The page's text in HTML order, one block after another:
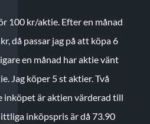
100 kr/aktie. Efter en månad
då passar jag på att köpa 6
en månad har aktie vänt
Jag köper 5 st aktier.Två
inköpet är aktien värderad till
inköpspris är då 73.90